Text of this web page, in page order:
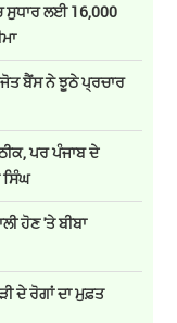
ਸੁਧਾਰ ਲਈ 16,000
ਬੈਂਸ ਨੇ ਝੂਠੇ ਪ੍ਰਚਾਰ
ਪਰ ਪੰਜਾਬ ਦੇ
ਸਿੰਘ
ਹੋਣ 'ਤੇ ਬੀਬਾ
ਦੇ ਰੋਗਾਂ ਦਾ ਮੁਫ਼ਤ